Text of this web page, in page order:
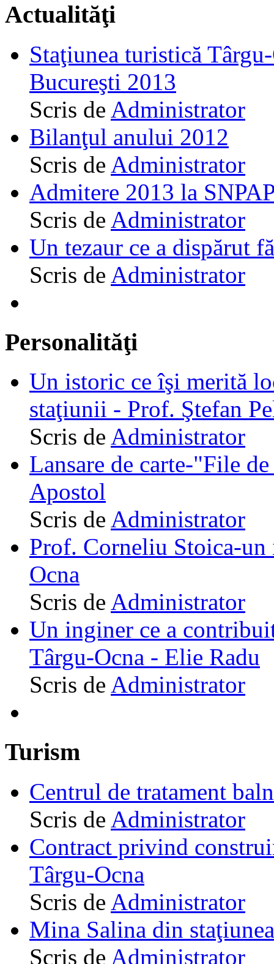
Actualităţi
Staţiunea turistică
Bucureşti 2013
Scris de Administrator
Bilanţul anului 2012
Scris de Administrator
Admitere 2013 la
Scris de Administrator
Un tezaur ce a dispărut
Scris de Administrator
Personalităţi
Un istoric ce îşi merită
staţiunii - Prof. Ştefan
Scris de Administrator
Lansare de carte-"File
Apostol
Scris de Administrator
Prof. Corneliu Stoica-
Ocna
Scris de Administrator
Un inginer ce a
Târgu-Ocna - Elie Radu
Scris de Administrator
Turism
Centrul de tratament
Scris de Administrator
Contract privind
Târgu-Ocna
Scris de Administrator
Mina Salina din
Scris de Administrator